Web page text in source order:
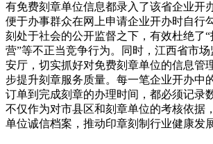
有免费刻章单位信息都录入了该省企业开
便于办事群众在网上申请企业开办时自行
刻处于社会的公开监督之下，有效杜绝了“
营”等不正当竞争行为。同时，江西省市
安厅，切实抓好对免费刻章单位的信息管
步提升刻章服务质量。每一笔企业开办中
订单到完成刻章的办理时间，都必须记录
不仅作为对市县区和刻章单位的考核依据
单位诚信档案，推动印章刻制行业健康发展